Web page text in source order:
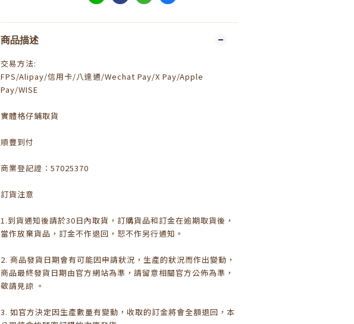
商品描述
交易方法:
FPS/Alipay/信用卡/八達通/Wechat Pay/X Pay/Apple
Pay/WISE
實體格仔鋪取貨
順豐到付
商業登記證：57025370
訂貨注意
1.到貨通知後請於30日內取貨，訂購貨品和訂金在逾期取貨後，
當作放棄貨品，訂金不作退回，恕不作另行通知。
2. 商品發貨日期會有可能因申請狀況，生產的狀況而作出變動，
商品最終發貨日期由官方網站為準，請留意相關官方公佈為準，
敬請見諒 。
3. 如官方決定因生產數量有變動，收取的訂金將會全額退回，本